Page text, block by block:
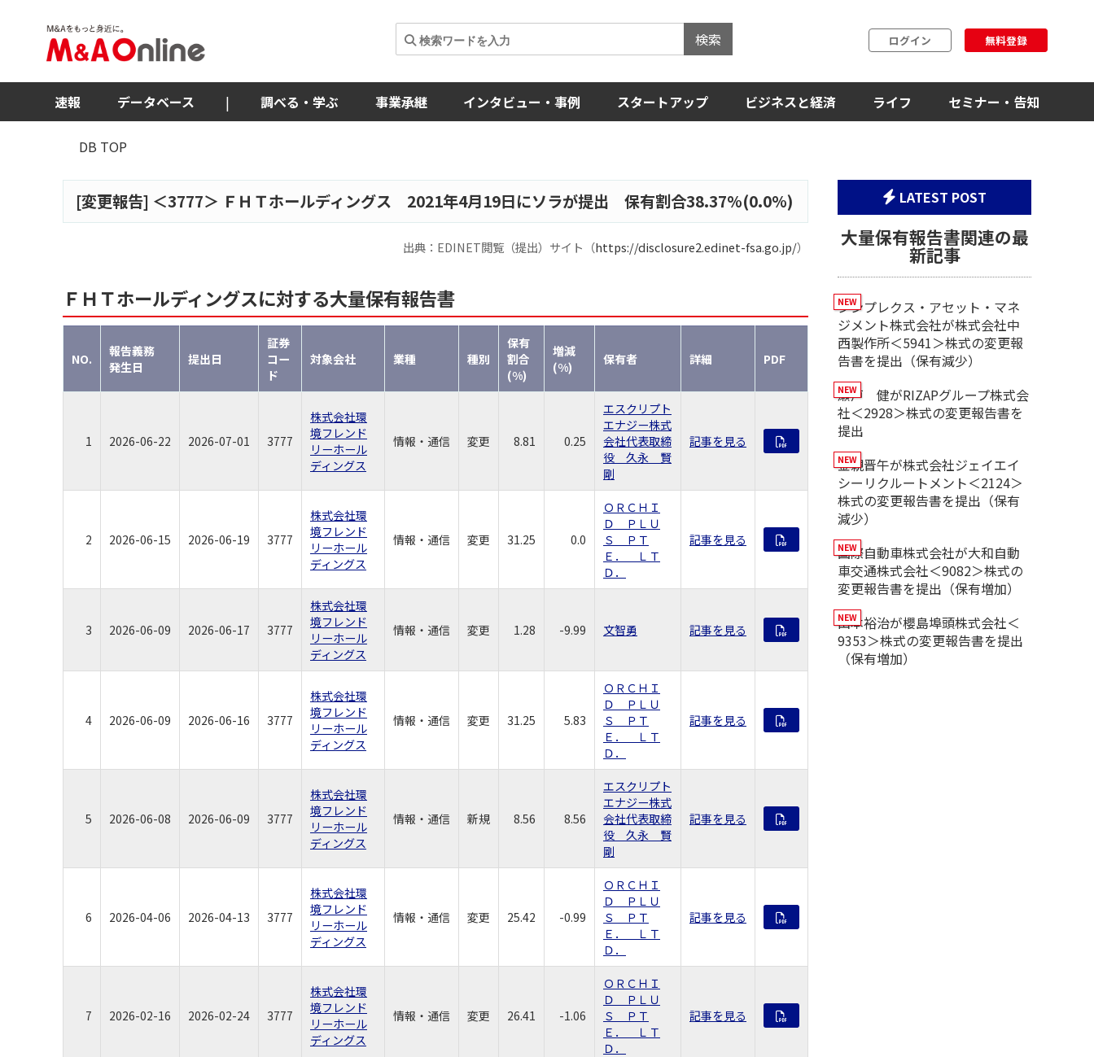
検索 ログイン 無料登録
速報 データベース | 調べる・学ぶ 事業承継 インタビュー・事例 スタートアップ ビジネスと経済 ライフ セミナー・告知
DB TOP
[変更報告] ＜3777＞ ＦＨＴホールディングス 2021年4月19日にソラが提出 保有割合38.37%(0.0%)
出典：EDINET閲覧（提出）サイト（https://disclosure2.edinet-fsa.go.jp/）
ＦＨＴホールディングスに対する大量保有報告書
NO.
報告義務
発生日
提出日
証券
コー
ド
対象会社 業種 種別
保有
割合
(%)
増減
(%)
保有者 詳細 PDF
1 2026-06-22 2026-07-01 3777
株式会社環
境フレンド
リーホール
ディングス
情報・通信 変更 8.81 0.25
エスクリプト
エナジー株式
会社代表取締
役 久永 賢
剛
記事を見る
2 2026-06-15 2026-06-19 3777
株式会社環
境フレンド
リーホール
ディングス
情報・通信 変更 31.25 0.0
ＯＲＣＨＩ
Ｄ ＰＬＵ
Ｓ ＰＴ
Ｅ． ＬＴ
Ｄ．
記事を見る
3 2026-06-09 2026-06-17 3777
株式会社環
境フレンド
リーホール
ディングス
情報・通信 変更 1.28 -9.99 文智勇 記事を見る
4 2026-06-09 2026-06-16 3777
株式会社環
境フレンド
リーホール
ディングス
情報・通信 変更 31.25 5.83
ＯＲＣＨＩ
Ｄ ＰＬＵ
Ｓ ＰＴ
Ｅ． ＬＴ
Ｄ．
記事を見る
5 2026-06-08 2026-06-09 3777
株式会社環
境フレンド
リーホール
ディングス
情報・通信 新規 8.56 8.56
エスクリプト
エナジー株式
会社代表取締
役 久永 賢
剛
記事を見る
6 2026-04-06 2026-04-13 3777
株式会社環
境フレンド
リーホール
ディングス
情報・通信 変更 25.42 -0.99
ＯＲＣＨＩ
Ｄ ＰＬＵ
Ｓ ＰＴ
Ｅ． ＬＴ
Ｄ．
記事を見る
7 2026-02-16 2026-02-24 3777
株式会社環
境フレンド
リーホール
ディングス
情報・通信 変更 26.41 -1.06
ＯＲＣＨＩ
Ｄ ＰＬＵ
Ｓ ＰＴ
Ｅ． ＬＴ
Ｄ．
記事を見る
LATEST POST
大量保有報告書関連の最
新記事
シンプレクス・アセット・マネ
ジメント株式会社が株式会社中
西製作所＜5941＞株式の変更報
告書を提出（保有減少）
瀬戸 健がRIZAPグループ株式会
社＜2928＞株式の変更報告書を
提出
金親晋午が株式会社ジェイエイ
シーリクルートメント＜2124＞
株式の変更報告書を提出（保有
減少）
国際自動車株式会社が大和自動
車交通株式会社＜9082＞株式の
変更報告書を提出（保有増加）
山本裕治が櫻島埠頭株式会社＜
9353＞株式の変更報告書を提出
（保有増加）